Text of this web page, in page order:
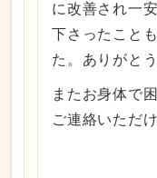
に改善され一
下さったこと
た。ありがと
またお身体で
ご連絡いただ